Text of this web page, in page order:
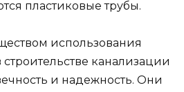
пластиковые трубы.
использования
строительстве канализации
и надежность. Они